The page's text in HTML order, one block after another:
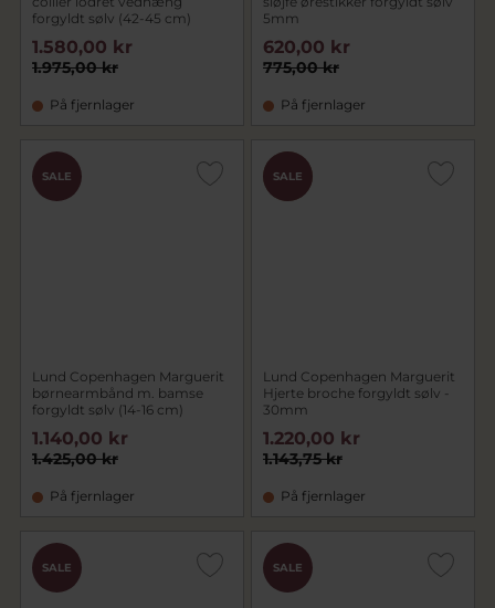
forgyldt sølv (42-45 cm)
1.975,00 kr
1.580,00 kr
På fjernlager
5mm
775,00 kr
620,00 kr
På fjernlager
SALE
Lund Copenhagen Marguerit
børnearmbånd m. bamse
forgyldt sølv (14-16 cm)
1.425,00 kr
1.140,00 kr
På fjernlager
PRIS
SALE
Lund Copenhagen Marguerit
Hjerte broche forgyldt sølv -
30mm
1.143,75 kr
1.220,00 kr
På fjernlager
SALE SALE